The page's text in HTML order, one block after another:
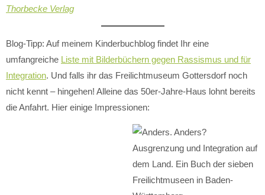
Thorbecke Verlag
Blog-Tipp: Auf meinem Kinderbuchblog findet Ihr eine
umfangreiche Liste mit Bilderbüchern gegen Rassismus und für
Integration. Und falls ihr das Freilichtmuseum Gottersdorf noch
nicht kennt – hingehen! Alleine das 50er-Jahre-Haus lohnt bereits
die Anfahrt. Hier einige Impressionen: